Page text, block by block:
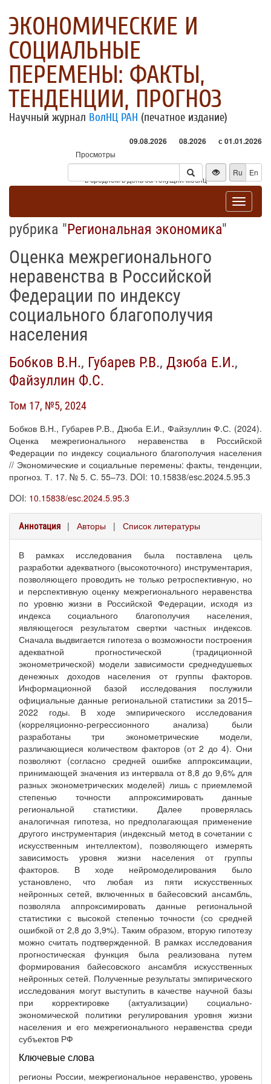
ЭКОНОМИЧЕСКИЕ И
СОЦИАЛЬНЫЕ
ПЕРЕМЕНЫ: ФАКТЫ,
ТЕНДЕНЦИИ, ПРОГНОЗ
Научный журнал ВолНЦ РАН (печатное издание)
09.08.2026 08.2026 с 01.01.2026
Просмотры
Посетители
* - в среднем в день за текущий месяц
Ru En
Toggle
рубрика "Региональная экономика"
Оценка межрегионального
неравенства в Российской
Федерации по индексу
социального благополучия
населения
Бобков В.Н., Губарев Р.В., Дзюба Е.И.,
Файзуллин Ф.С.
Том 17, №5, 2024
Бобков В.Н., Губарев Р.В., Дзюба Е.И., Файзуллин Ф.С. (2024).
Оценка межрегионального неравенства в Российской
Федерации по индексу социального благополучия населения
// Экономические и социальные перемены: факты, тенденции,
прогноз. Т. 17. № 5. С. 55–73. DOI: 10.15838/esc.2024.5.95.3
DOI: 10.15838/esc.2024.5.95.3
Аннотация | Авторы | Список литературы
В рамках исследования была поставлена цель
разработки адекватного (высокоточного) инструментария,
позволяющего проводить не только ретроспективную, но
и перспективную оценку межрегионального неравенства
по уровню жизни в Российской Федерации, исходя из
индекса социального благополучия населения,
являющегося результатом свертки частных индексов.
Сначала выдвигается гипотеза о возможности построения
адекватной прогностической (традиционной
эконометрической) модели зависимости среднедушевых
денежных доходов населения от группы факторов.
Информационной базой исследования послужили
официальные данные региональной статистики за 2015–
2022 годы. В ходе эмпирического исследования
(корреляционно-регрессионного анализа) были
разработаны три эконометрические модели,
различающиеся количеством факторов (от 2 до 4). Они
позволяют (согласно средней ошибке аппроксимации,
принимающей значения из интервала от 8,8 до 9,6% для
разных эконометрических моделей) лишь с приемлемой
степенью точности аппроксимировать данные
региональной статистики. Далее проверялась
аналогичная гипотеза, но предполагающая применение
другого инструментария (индексный метод в сочетании с
искусственным интеллектом), позволяющего измерять
зависимость уровня жизни населения от группы
факторов. В ходе нейромоделирования было
установлено, что любая из пяти искусственных
нейронных сетей, включенных в байесовский ансамбль,
позволяла аппроксимировать данные региональной
статистики с высокой степенью точности (со средней
ошибкой от 2,8 до 3,9%). Таким образом, вторую гипотезу
можно считать подтвержденной. В рамках исследования
прогностическая функция была реализована путем
формирования байесовского ансамбля искусственных
нейронных сетей. Полученные результаты эмпирического
исследования могут выступить в качестве научной базы
при корректировке (актуализации) социально-
экономической политики регулирования уровня жизни
населения и его межрегионального неравенства среди
субъектов РФ
Ключевые слова
регионы России, межрегиональное неравенство, уровень